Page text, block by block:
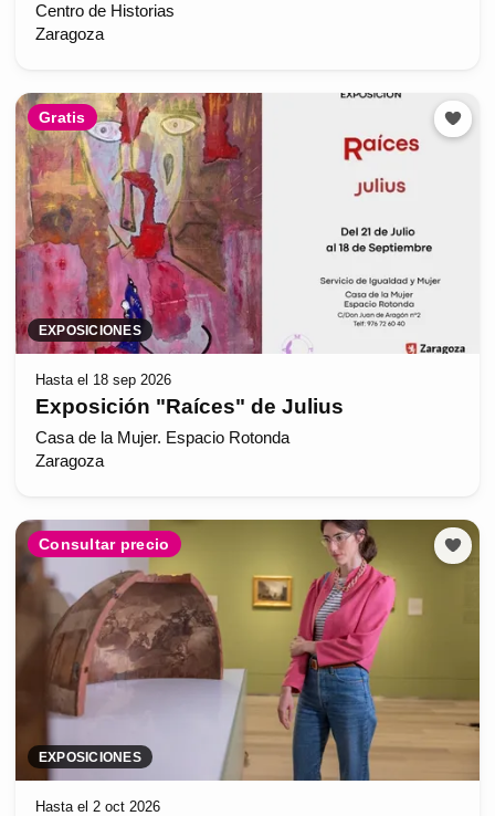
Centro de Historias
Zaragoza
Gratis
EXPOSICIONES
Hasta el 18 sep 2026
Exposición "Raíces" de Julius
Casa de la Mujer. Espacio Rotonda
Zaragoza
Consultar precio
EXPOSICIONES
Hasta el 2 oct 2026